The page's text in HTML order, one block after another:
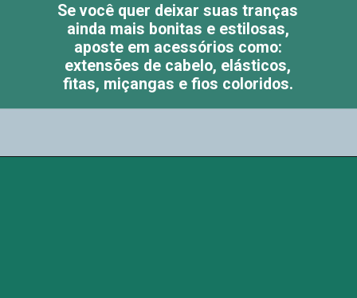
Se você quer deixar suas tranças
ainda mais bonitas e estilosas,
aposte em acessórios como:
extensões de cabelo, elásticos,
fitas, miçangas e fios coloridos.